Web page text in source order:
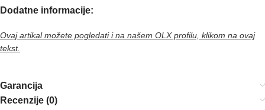
Dodatne informacije:
Ovaj artikal možete pogledati i na našem OLX profilu, klikom na ovaj
tekst.
Garancija
Recenzije (0)